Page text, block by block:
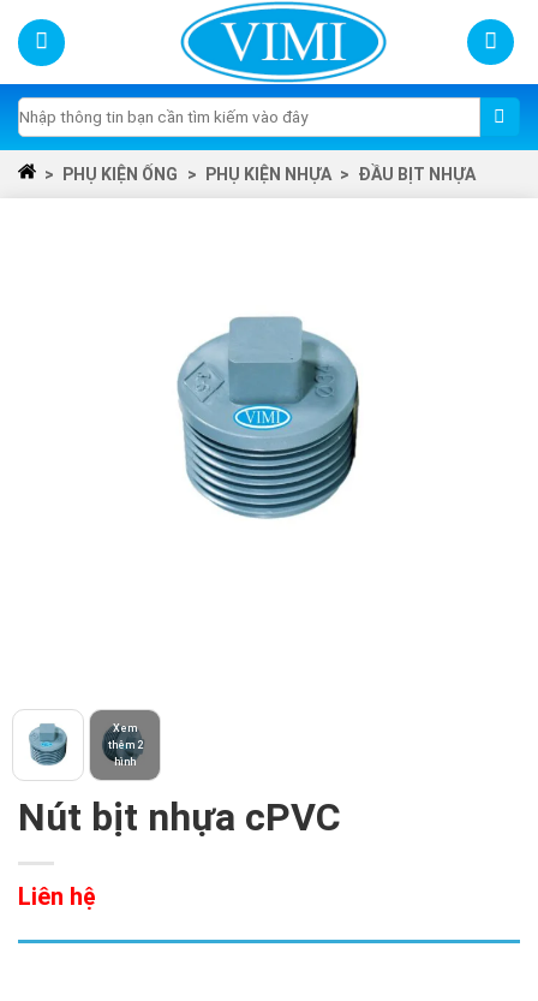
Skip
content
Tìm
kiếm:
> PHỤ KIỆN ỐNG > PHỤ KIỆN NHỰA > ĐẦU BỊT NHỰA
Xem
thêm 2
hình
Nút bịt nhựa cPVC
Liên hệ